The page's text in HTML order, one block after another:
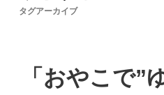
タグアーカイブ
「おやこで”